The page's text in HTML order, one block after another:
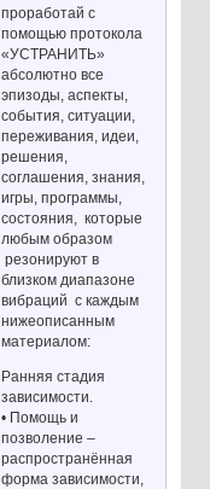
проработай с
помощью протокола
«УСТРАНИТЬ»
абсолютно все
эпизоды, аспекты,
события, ситуации,
переживания, идеи,
решения,
соглашения, знания,
игры, программы,
состояния, которые
любым образом
резонируют в
близком диапазоне
вибраций с каждым
нижеописанным
материалом:
Ранняя стадия
зависимости.
• Помощь и
позволение –
распространённая
форма зависимости,